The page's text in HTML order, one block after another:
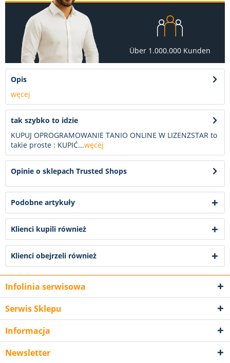
Über 1.000.000 Kunden
Opis
węcej
tak szybko to idzie
KUPUJ OPROGRAMOWANIE TANIO ONLINE W LIZENZSTAR to
takie proste : KUPIĆ...węcej
Opinie o sklepach Trusted Shops
Podobne artykuły
Klienci kupili również
Klienci obejrzeli również
Infolinia serwisowa
Serwis Sklepu
Informacja
Newsletter